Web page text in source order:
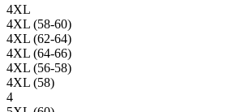
4XL
4XL (58-60)
4XL (62-64)
4XL (64-66)
4XL (56-58)
4XL (58)
4